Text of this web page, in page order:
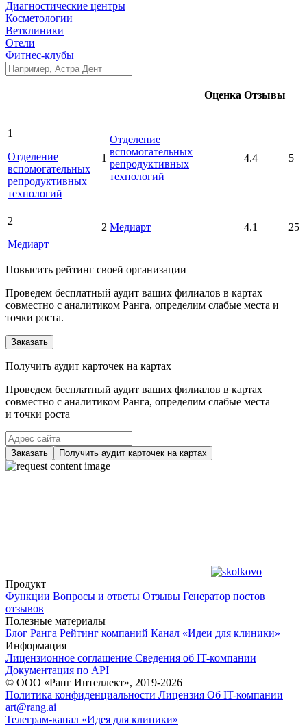
Диагностические центры
Косметологии
Ветклиники
Отели
Фитнес-клубы
Оценка Отзывы
1
Отделение
вспомогательных
репродуктивных
технологий
1
Отделение
вспомогательных
репродуктивных
технологий
4.4 5
2
Медиарт
2 Медиарт 4.1 25
Повысить рейтинг своей организации
Проведем бесплатный аудит ваших филиалов в картах
совместно с аналитиком Ранга, определим слабые места и
точки роста.
Заказать
Получить аудит карточек на картах
Проведем бесплатный аудит ваших филиалов в картах
совместно с аналитиком Ранга, определим слабые места
и точки роста
Заказать Получить аудит карточек на картах
Продукт
Функции Вопросы и ответы Отзывы Генератор постов
отзывов
Полезные материалы
Блог Ранга Рейтинг компаний Канал «Идеи для клиники»
Информация
Лицензионное соглашение Сведения об IT-компании
Документация по API
© ООО «Ранг Интеллект», 2019-2026
Политика конфиденциальности Лицензия Об IT-компании
art@rang.ai
Телеграм-канал «Идея для клиники»